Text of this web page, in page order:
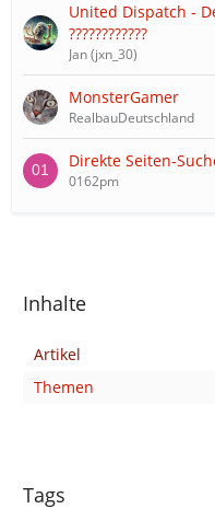
United Dispatch -
????????????
Jan (jxn_30)
MonsterGamer
RealbauDeutschland
Direkte Seiten-
0162pm
Inhalte
Artikel
Themen
Tags